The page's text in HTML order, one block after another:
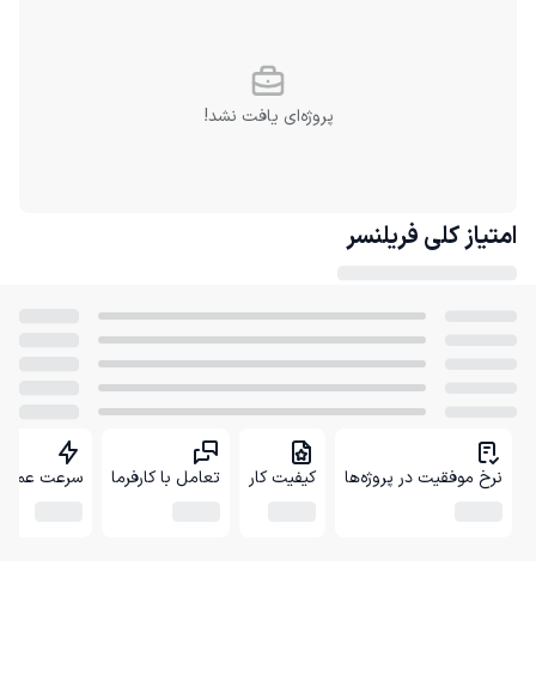
پروژه‌ای یافت نشد!
امتیاز کلی فریلنسر
نرخ موفقیت در پروژه‌ها کیفیت کار تعامل با کارفرما سرعت عمل